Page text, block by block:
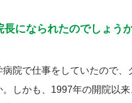
になられたのでしょうか
院で仕事をしていたので、
しかも、1997年の開院以